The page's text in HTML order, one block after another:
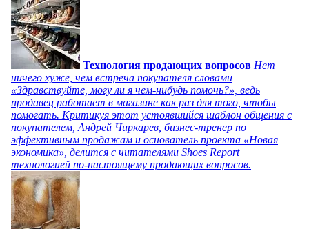
Технология продающих вопросов Нет
ничего хуже, чем встреча покупателя словами
«Здравствуйте, могу ли я чем-нибудь помочь?», ведь
продавец работает в магазине как раз для того, чтобы
помогать. Критикуя этот устоявшийся шаблон общения с
покупателем, Андрей Чиркарев, бизнес-тренер по
эффективным продажам и основатель проекта «Новая
экономика», делится с читателями Shoes Report
технологией по-настоящему продающих вопросов.